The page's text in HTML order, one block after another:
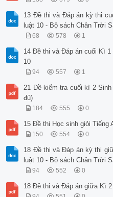
13 Đề thi và Đáp án kỳ thi
luật 10 - Bộ sách Chân Trời
68 578 1
14 Đề thi và Đáp án cuối Kì 1
10
94 557 1
21 Đề kiểm tra cuối kì 2
đủ)
184 555 0
15 Đề thi Học sinh giỏi Tiếng
150 554 0
18 Đề thi và Đáp án kỳ thi
luật 10 - Bộ sách Chân Trời
94 552 0
18 Đề thi và Đáp án giữa Kì